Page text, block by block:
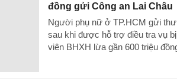
đồng gửi Công an Lai Châu
Người phụ nữ ở TP.HCM gửi
sau khi được hỗ trợ điều tra vụ
viên BHXH lừa gần 600 triệu